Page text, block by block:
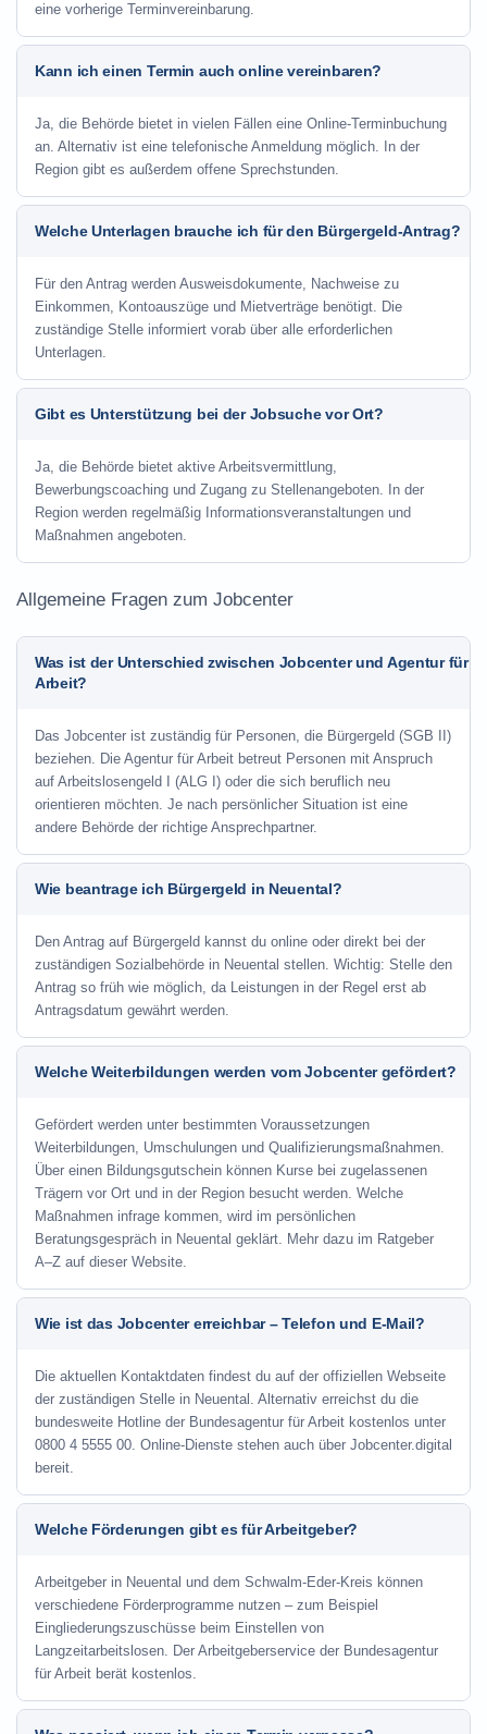
eine vorherige Terminvereinbarung.
Kann ich einen Termin auch online vereinbaren?
Ja, die Behörde bietet in vielen Fällen eine Online-Terminbuchung
an. Alternativ ist eine telefonische Anmeldung möglich. In der
Region gibt es außerdem offene Sprechstunden.
Welche Unterlagen brauche ich für den Bürgergeld-Antrag?
Für den Antrag werden Ausweisdokumente, Nachweise zu
Einkommen, Kontoauszüge und Mietverträge benötigt. Die
zuständige Stelle informiert vorab über alle erforderlichen
Unterlagen.
Gibt es Unterstützung bei der Jobsuche vor Ort?
Ja, die Behörde bietet aktive Arbeitsvermittlung,
Bewerbungscoaching und Zugang zu Stellenangeboten. In der
Region werden regelmäßig Informationsveranstaltungen und
Maßnahmen angeboten.
Allgemeine Fragen zum Jobcenter
Was ist der Unterschied zwischen Jobcenter und Agentur für
Arbeit?
Das Jobcenter ist zuständig für Personen, die Bürgergeld (SGB II)
beziehen. Die Agentur für Arbeit betreut Personen mit Anspruch
auf Arbeitslosengeld I (ALG I) oder die sich beruflich neu
orientieren möchten. Je nach persönlicher Situation ist eine
andere Behörde der richtige Ansprechpartner.
Wie beantrage ich Bürgergeld in Neuental?
Den Antrag auf Bürgergeld kannst du online oder direkt bei der
zuständigen Sozialbehörde in Neuental stellen. Wichtig: Stelle den
Antrag so früh wie möglich, da Leistungen in der Regel erst ab
Antragsdatum gewährt werden.
Welche Weiterbildungen werden vom Jobcenter gefördert?
Gefördert werden unter bestimmten Voraussetzungen
Weiterbildungen, Umschulungen und Qualifizierungsmaßnahmen.
Über einen Bildungsgutschein können Kurse bei zugelassenen
Trägern vor Ort und in der Region besucht werden. Welche
Maßnahmen infrage kommen, wird im persönlichen
Beratungsgespräch in Neuental geklärt. Mehr dazu im Ratgeber
A–Z auf dieser Website.
Wie ist das Jobcenter erreichbar – Telefon und E-Mail?
Die aktuellen Kontaktdaten findest du auf der offiziellen Webseite
der zuständigen Stelle in Neuental. Alternativ erreichst du die
bundesweite Hotline der Bundesagentur für Arbeit kostenlos unter
0800 4 5555 00. Online-Dienste stehen auch über Jobcenter.digital
bereit.
Welche Förderungen gibt es für Arbeitgeber?
Arbeitgeber in Neuental und dem Schwalm-Eder-Kreis können
verschiedene Förderprogramme nutzen – zum Beispiel
Eingliederungszuschüsse beim Einstellen von
Langzeitarbeitslosen. Der Arbeitgeberservice der Bundesagentur
für Arbeit berät kostenlos.